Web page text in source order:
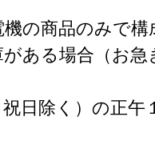
の商品のみで構
ある場合（お急
日除く）の正午